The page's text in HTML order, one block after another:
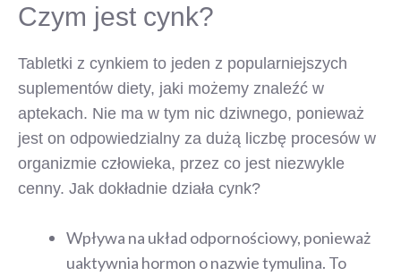
Czym jest cynk?
Tabletki z cynkiem to jeden z popularniejszych
suplementów diety, jaki możemy znaleźć w
aptekach. Nie ma w tym nic dziwnego, ponieważ
jest on odpowiedzialny za dużą liczbę procesów w
organizmie człowieka, przez co jest niezwykle
cenny. Jak dokładnie działa cynk?
Wpływa na układ odpornościowy, ponieważ
uaktywnia hormon o nazwie tymulina. To